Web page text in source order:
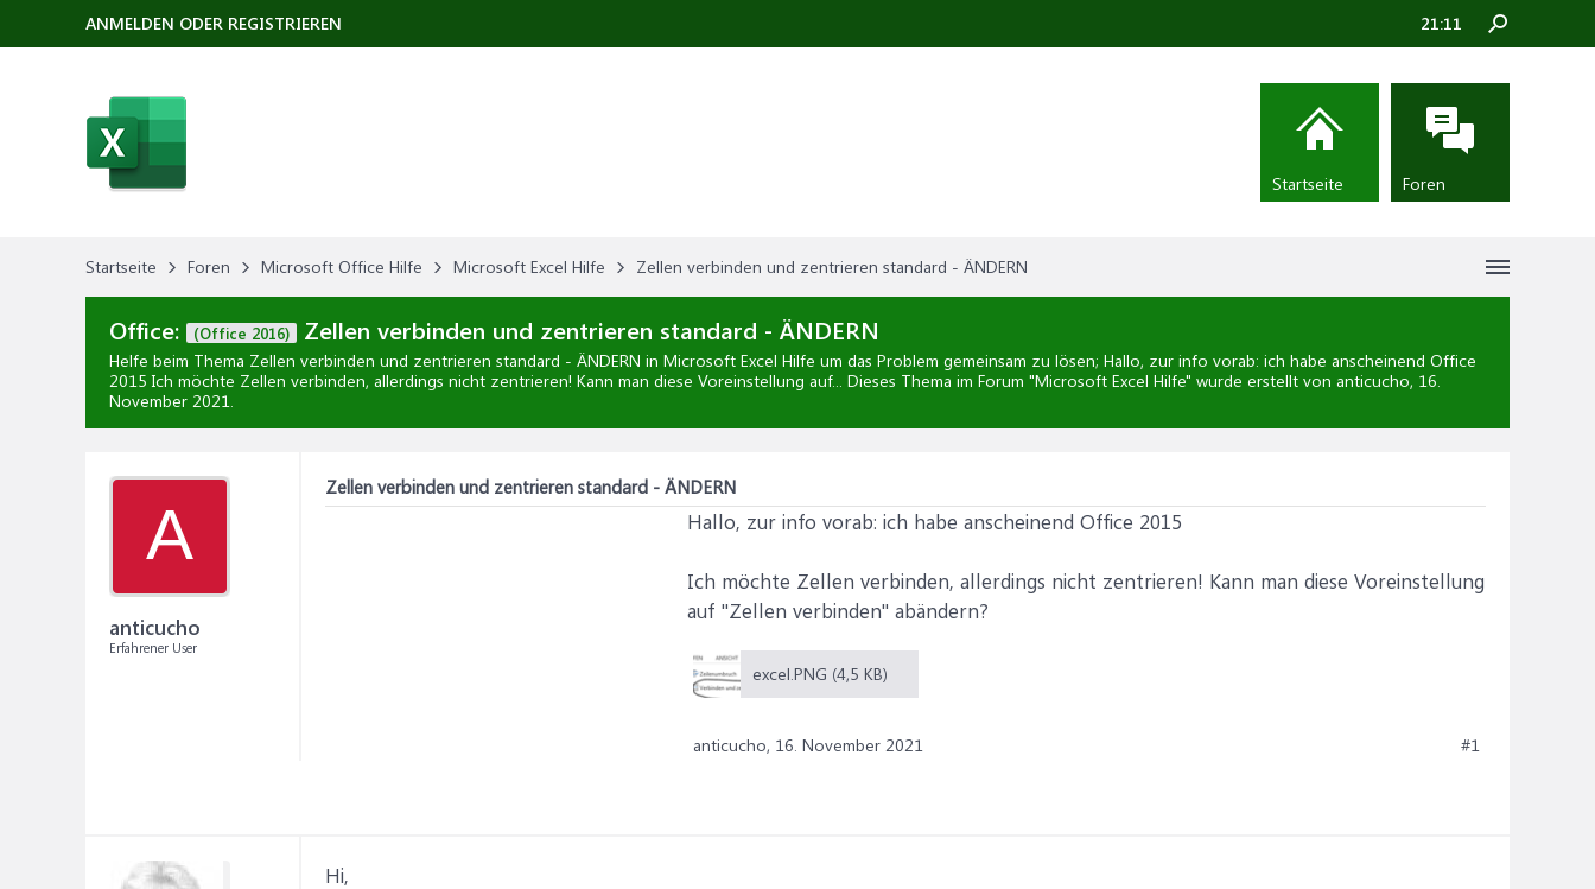
Startseite Foren Microsoft Office Hilfe Microsoft Excel Hilfe Zellen verbinden und zentrieren standard - ÄNDERN
Office: (Office 2016) Zellen verbinden und zentrieren standard - ÄNDERN
Helfe beim Thema Zellen verbinden und zentrieren standard - ÄNDERN in Microsoft Excel Hilfe um das Problem gemeinsam zu lösen; Hallo, zur info vorab: ich habe anscheinend Office
2015 Ich möchte Zellen verbinden, allerdings nicht zentrieren! Kann man diese Voreinstellung auf... Dieses Thema im Forum "Microsoft Excel Hilfe" wurde erstellt von anticucho, 16.
November 2021.
A
anticucho
Erfahrener User
Zellen verbinden und zentrieren standard - ÄNDERN
Hallo, zur info vorab: ich habe anscheinend Office 2015
Ich möchte Zellen verbinden, allerdings nicht zentrieren! Kann man diese Voreinstellung
auf "Zellen verbinden" abändern?
excel.PNG (4,5 KB)
anticucho, 16. November 2021 #1
Hi,
ANMELDEN ODER REGISTRIEREN 21:11
Startseite Foren